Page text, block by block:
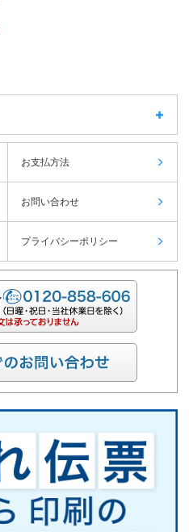
お支払方法
お問い合わせ
プライバシーポリシー